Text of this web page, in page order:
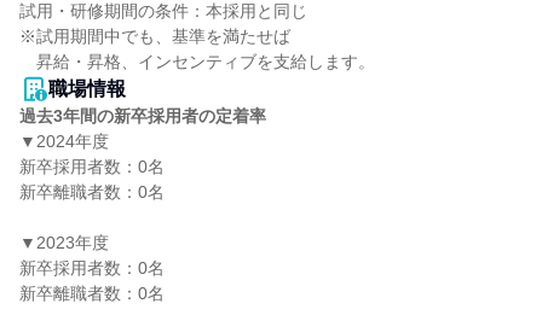
試用・研修期間の条件：本採用と同じ
※試用期間中でも、基準を満たせば
職場情報
過去3年間の新卒採用者の定着率
▼2024年度
新卒採用者数：0名
新卒離職者数：0名
▼2023年度
新卒採用者数：0名
新卒離職者数：0名